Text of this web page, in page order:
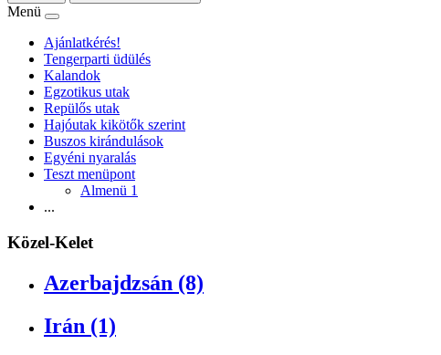
Menü
Ajánlatkérés!
Tengerparti üdülés
Kalandok
Egzotikus utak
Repülős utak
Hajóutak kikötők szerint
Buszos kirándulások
Egyéni nyaralás
Teszt menüpont
Almenü 1
...
Közel-Kelet
Azerbajdzsán (8)
Irán (1)